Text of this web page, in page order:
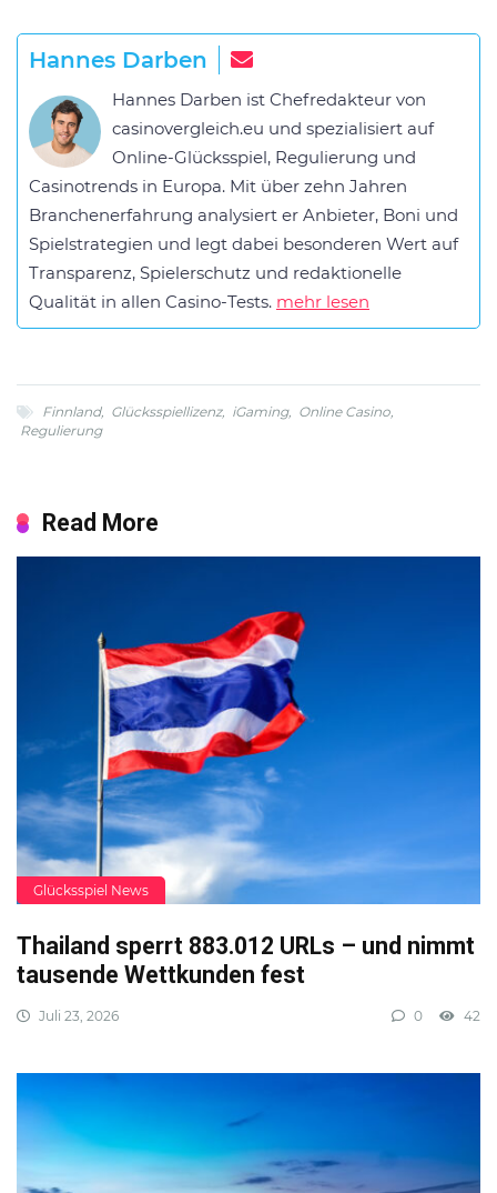
Hannes Darben
Hannes Darben ist Chefredakteur von
casinovergleich.eu und spezialisiert auf
Online-Glücksspiel, Regulierung und
Casinotrends in Europa. Mit über zehn Jahren
Branchenerfahrung analysiert er Anbieter, Boni und
Spielstrategien und legt dabei besonderen Wert auf
Transparenz, Spielerschutz und redaktionelle
Qualität in allen Casino-Tests. mehr lesen
Finnland, Glücksspiellizenz, iGaming, Online Casino
Regulierung
Read More
Glücksspiel News
Thailand sperrt 883.012 URLs – und nimmt
tausende Wettkunden fest
Juli 23, 2026 0 42